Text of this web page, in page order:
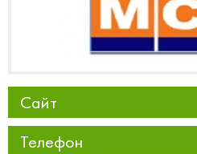
Сайт
Телефон